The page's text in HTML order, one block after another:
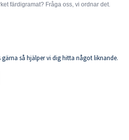
så hjälper vi dig hitta något liknande.